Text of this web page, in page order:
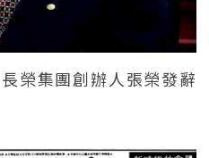
榮集團創辦人張榮發辭